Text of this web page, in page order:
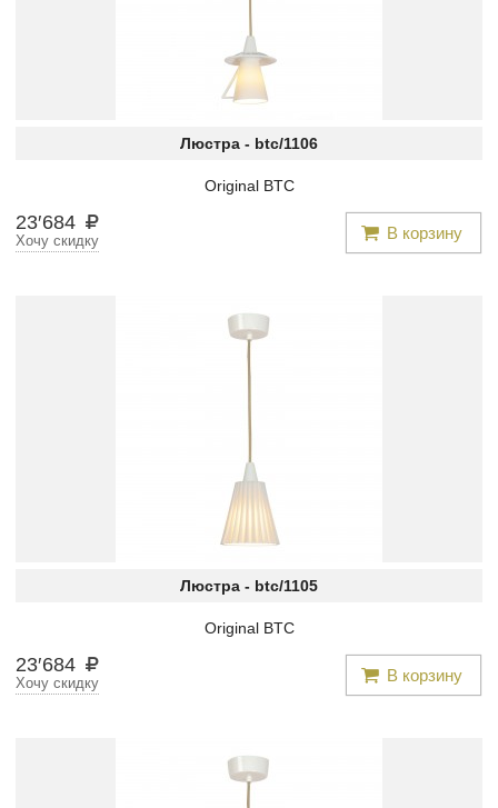
Люстра - btc/1106
Original BTC
23′684 В корзину
Хочу скидку
Люстра - btc/1105
Original BTC
23′684 В корзину
Хочу скидку